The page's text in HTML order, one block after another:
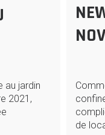
au jardin
2021,
de